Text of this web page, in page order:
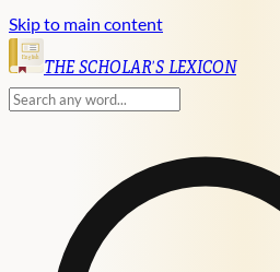
Skip to main content
English
THE SCHOLAR'S LEXICON